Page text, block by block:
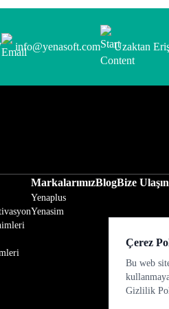
Çerez
Bu web
Gizlilik
info@yenasoft.com Uzaktan
Markalarımız
Yenaplus
Yenasim
BlogBize Ulaşın